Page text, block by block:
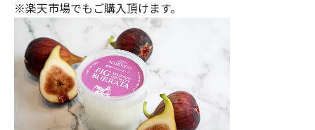
※楽天市場でもご購入頂けます。